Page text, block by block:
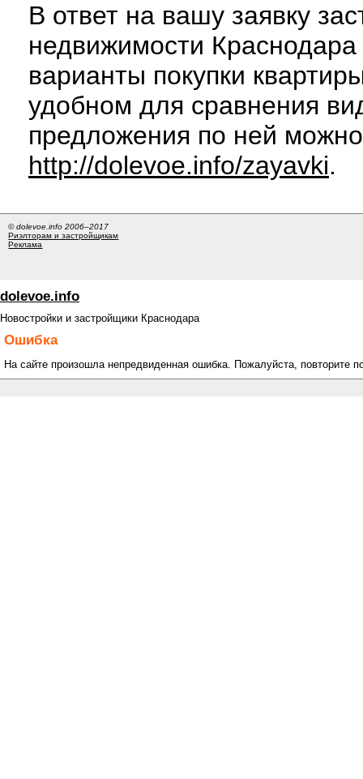
В ответ на вашу заявку
недвижимости
варианты покупки
удобном для сравнения
предложения по ней
http://dolevoe.info/zayavki.
© dolevoe.info 2006–2017
Риэлторам и застройщикам
Реклама
dolevoe.info
Новостройки и застройщики Краснодара
Ошибка
На сайте произошла непредвиденная ошибка. Пожалуйста, повторите